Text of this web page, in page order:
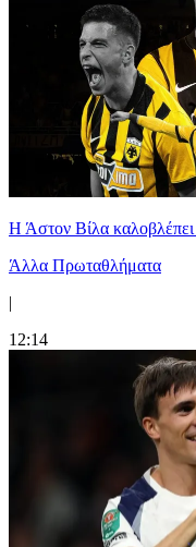
Η Άστον Βίλα καλοβλέπει
Άλλα Πρωταθλήματα
|
12:14